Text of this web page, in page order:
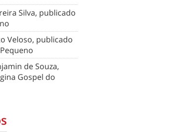
Silva, publicado
Veloso, publicado
de Souza,
Gospel do